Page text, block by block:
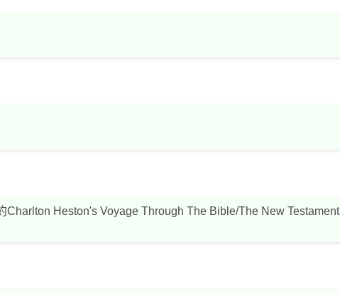
Charlton Heston's Voyage Through The Bible/The New Testament